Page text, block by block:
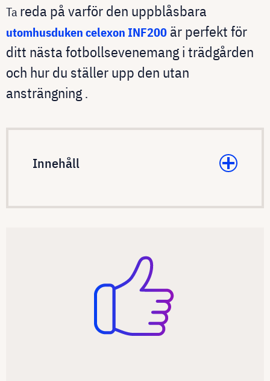
Tareda på varför den uppblåsbara
utomhusduken celexon INF200 är perfekt för
ditt nästa fotbollsevenemang i trädgården
och hur du ställer upp den utan
ansträngning .
Innehåll